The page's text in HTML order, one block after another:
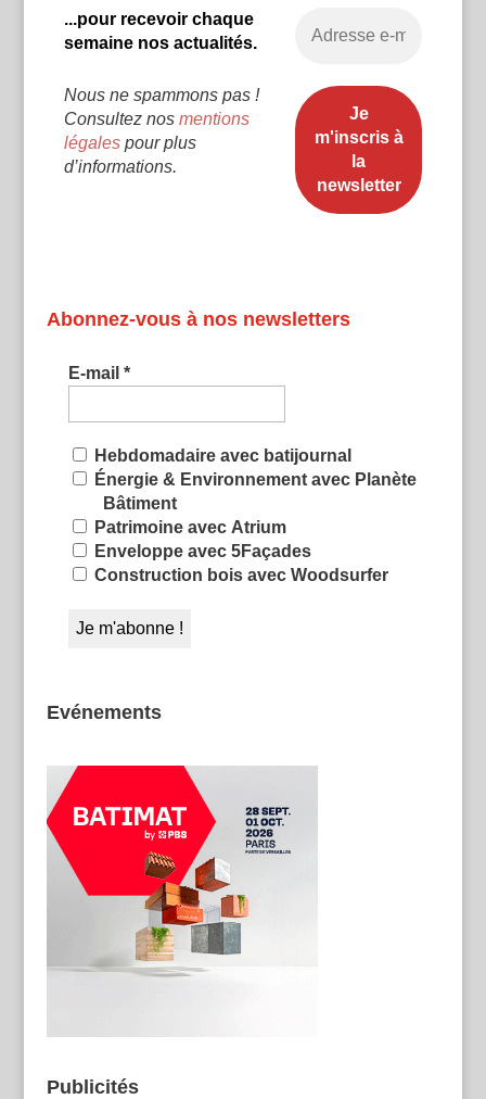
...pour recevoir chaque
semaine nos actualités.
Nous ne spammons pas !
Consultez nos mentions
légalespour plus
d’informations.
Abonnez-vous à nos newsletters
E-mail *
Hebdomadaire avec batijournal
Énergie & Environnement avec Planète
Bâtiment
Patrimoine avec Atrium
Enveloppe avec 5Façades
Construction bois avec Woodsurfer
Evénements
Publicités